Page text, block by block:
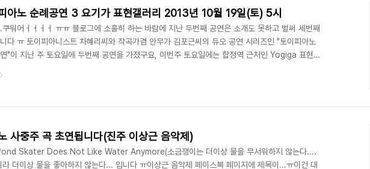
아노 순례공연 3 요기가 표현갤러리 2013년 10월 19일(토) 5시
워어ㅓㅓㅓㅓ ㅠㅠ 블로그에 소홀히 하는 바람에 지난 두번째 공연은 소개도 못하고 벌써 세번째
다 ㅠ 토이피아니스트 차혜리씨와 작곡가겸 안무가 김포근씨의 듀오 공연 시리즈인 "토이피아노
"이 지난 주 토요일에 두번째 공연을 가졌구요, 이번주 토요일에는 합정역 근처인 Yogiga 표현갤
고!!! 제 피아노 소품 Bells 가 연주 됩니다^^ 지난 공연 포스터 공연 장면들아뜰리에 플라뇌르(페북
페 밀(Miiiiil)에서 열렸습니다. 이날은 핸드폰 전원이 꺼져서 사진..
사중주 곡 초연됩니다(진주 이상근 음악제)
Skater Does Not Like Water Anymore(소금쟁이는 더이상 물을 무서워하지 않는다....
라 더이상 물을 좋아하지 않는다... 입니다 ㅠ이상근 음악제 페이스북 페이지에 제목이...ㅠ이건 대